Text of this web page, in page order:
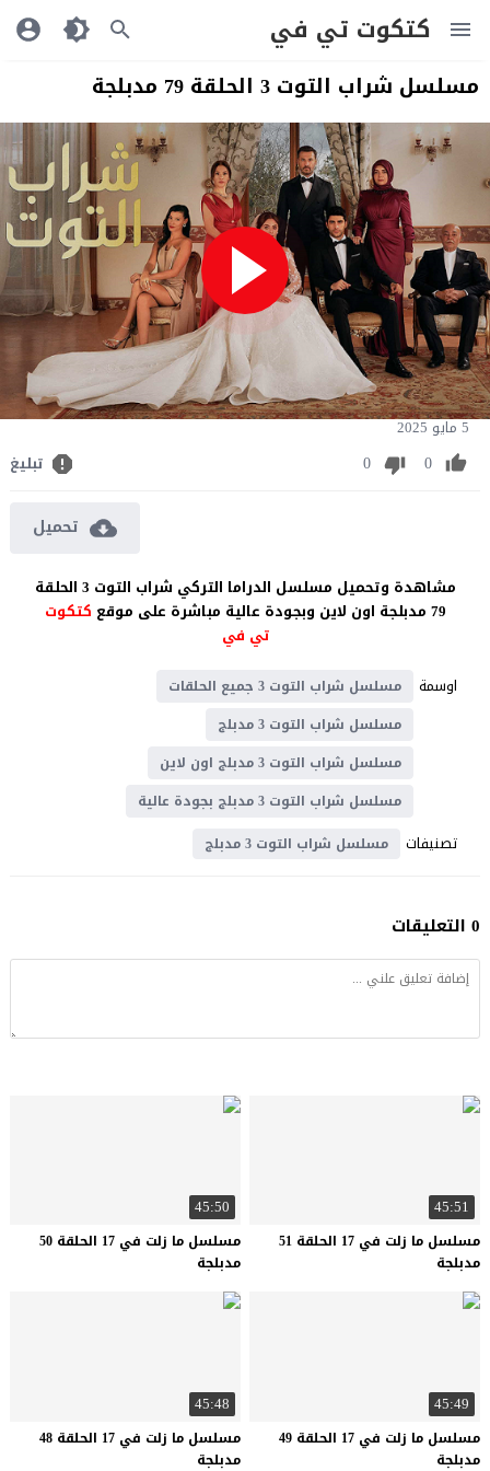
كتكوت تي في
مسلسل شراب التوت 3 الحلقة 79 مدبلجة
5 مايو 2025
0
0 تبليغ
تحميل
مشاهدة وتحميل مسلسل الدراما التركي شراب التوت 3 الحلقة
79 مدبلجة اون لاين وبجودة عالية مباشرة على موقع
كتكوت
تي في
اوسمة
مسلسل شراب التوت 3 جميع الحلقات
مسلسل شراب التوت 3 مدبلج
مسلسل شراب التوت 3 مدبلج اون لاين
مسلسل شراب التوت 3 مدبلج بجودة عالية
تصنيفات مسلسل شراب التوت 3 مدبلج
0 التعليقات
45:51
مسلسل ما زلت في 17 الحلقة 51
مدبلجة
45:50
مسلسل ما زلت في 17 الحلقة 50
مدبلجة
45:49
مسلسل ما زلت في 17 الحلقة 49
مدبلجة
45:48
مسلسل ما زلت في 17 الحلقة 48
مدبلجة